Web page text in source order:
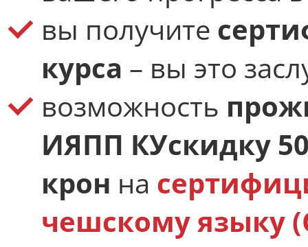
вы получите
курса – вы это
возможность
ИЯПП КУскидку
крон на
чешскому языку